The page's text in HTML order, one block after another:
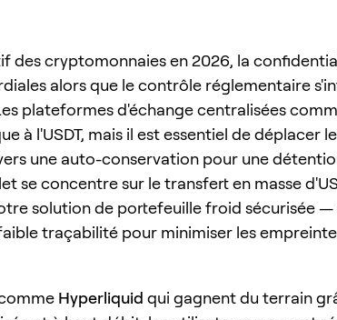
des cryptomonnaies en 2026, la
alors que le contrôle réglementaire
plateformes d'échange centralisées
à l'USDT, mais il est essentiel de déplacer
une auto-conservation pour une
se concentre sur le transfert en masse
solution de portefeuille froid sécurisée —
traçabilité pour minimiser les
Hyperliquid qui gagnent du terrain